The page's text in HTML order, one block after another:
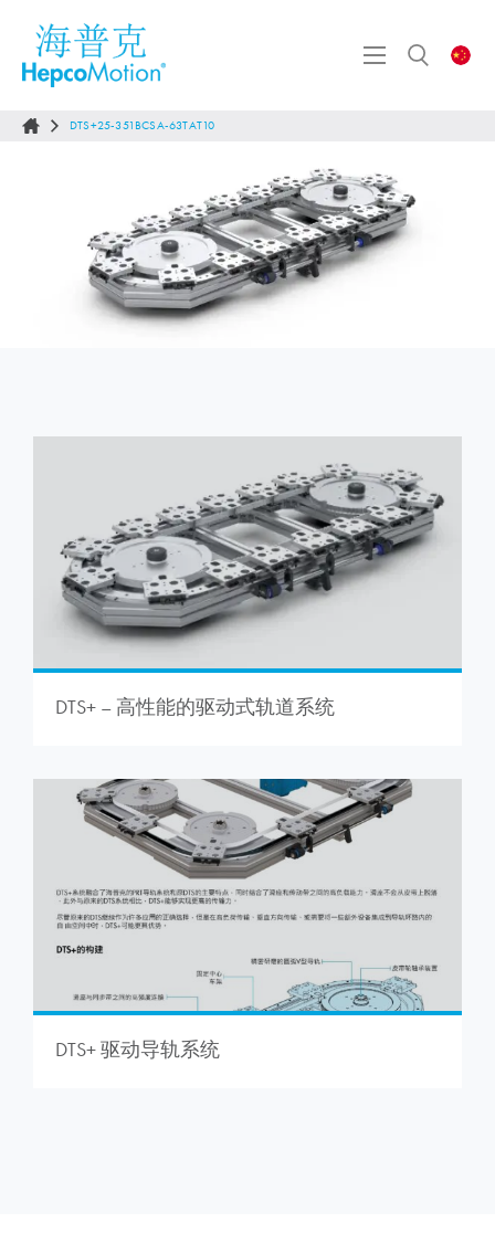
DTS+25-351BCSA-63TAT10
DTS+ – 高性能的驱动式轨道系统
DTS+ 驱动导轨系统